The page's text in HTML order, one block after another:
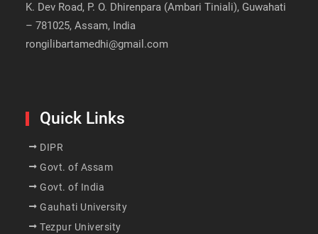
K. Dev Road, P. O. Dhirenpara (Ambari Tiniali), Guwahati
– 781025, Assam, India
rongilibartamedhi@gmail.com
Quick Links
DIPR
Govt. of Assam
Govt. of India
Gauhati University
Tezpur University